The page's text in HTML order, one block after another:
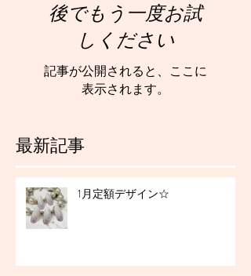
最新記事
後でもう一度お試
しください
記事が公開されると、ここに
表示されます。
1月定額デザイン☆